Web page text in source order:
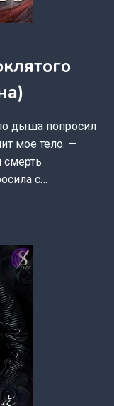
дыша попросил
мое тело. —
с…